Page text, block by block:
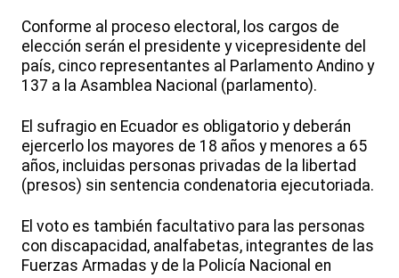
Conforme al proceso electoral, los cargos de
elección serán el presidente y vicepresidente del
país, cinco representantes al Parlamento Andino y
137 a la Asamblea Nacional (parlamento).
El sufragio en Ecuador es obligatorio y deberán
ejercerlo los mayores de 18 años y menores a 65
años, incluidas personas privadas de la libertad
(presos) sin sentencia condenatoria ejecutoriada.
El voto es también facultativo para las personas
con discapacidad, analfabetas, integrantes de las
Fuerzas Armadas y de la Policía Nacional en